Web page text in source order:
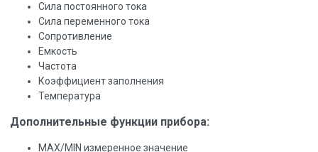
Сила постоянного тока
Сила переменного тока
Сопротивление
Емкость
Частота
Коэффициент заполнения
Температура
Дополнительные функции прибора:
MAX/MIN измеренное значение